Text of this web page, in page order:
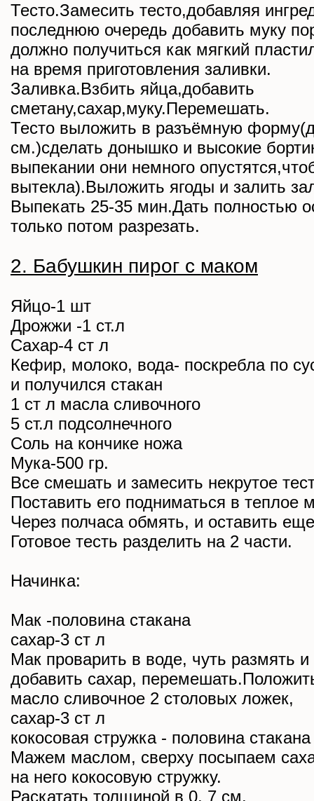
Тесто.Замесить тесто,добавляя
последнюю очередь добавить муку
должно получиться как мягкий
на время приготовления заливки.
Заливка.Взбить яйца,добавить
сметану,сахар,муку.Перемешать.
Тесто выложить в разъёмную
см.)сделать донышко и высокие
выпекании они немного
вытекла).Выложить ягоды и залить
Выпекать 25-35 мин.Дать полностью
только потом разрезать.
2. Бабушкин пирог с маком
Яйцо-1 шт
Дрожжи -1 ст.л
Сахар-4 ст л
Кефир, молоко, вода- поскребла по
и получился стакан
1 ст л масла сливочного
5 ст.л подсолнечного
Соль на кончике ножа
Мука-500 гр.
Все смешать и замесить некрутое
Поставить его подниматься в теплое
Через полчаса обмять, и оставить
Готовое тесть разделить на 2 части.
Начинка:
Мак -половина стакана
сахар-3 ст л
Мак проварить в воде, чуть размять и
добавить сахар,
масло сливочное 2 столовых ложек,
сахар-3 ст л
кокосовая стружка - половина стакана
Мажем маслом, сверху посыпаем
на него кокосовую стружку.
Раскатать толщиной в 0, 7 см.